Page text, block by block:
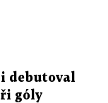
debutoval
góly